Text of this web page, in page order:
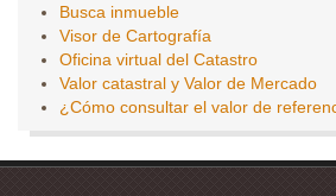
Busca inmueble
Visor de Cartografía
Oficina virtual del Catastro
Valor catastral y Valor de Mercado
¿Cómo consultar el valor de